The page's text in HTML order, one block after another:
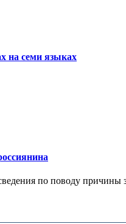
на семи языках
по поводу причины